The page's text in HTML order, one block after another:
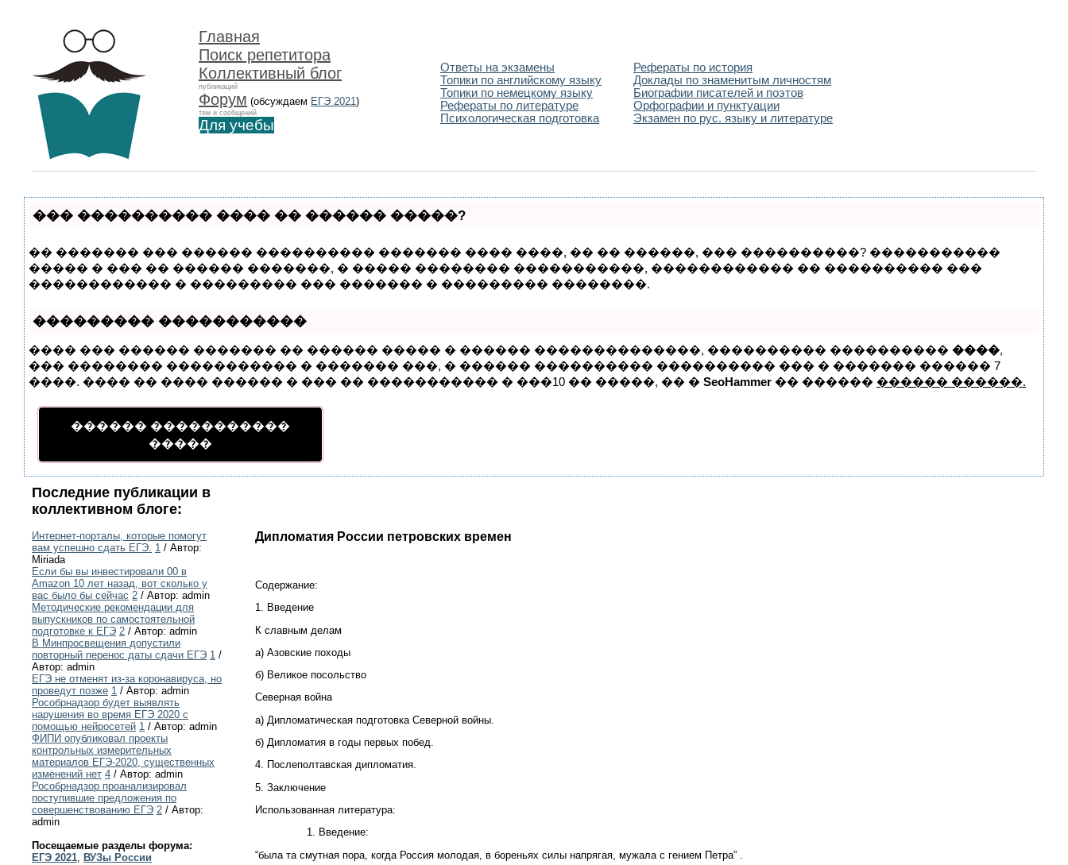
Главная
Поиск репетитора
Коллективный блог
публикаций
Форум (обсуждаем ЕГЭ 2021)
тем и сообщений
Для учебы
Ответы на экзамены
Топики по английскому языку
Топики по немецкому языку
Рефераты по литературе
Психологическая подготовка
Рефераты по история
Доклады по знаменитым личностям
Биографии писателей и поэтов
Орфографии и пунктуации
Экзамен по рус. языку и литературе
��� ���������� ���� �� ������ �����?
�� ������� ��� ������ ���������� ������� ���� ����, �� �� ������, ��� ����������? �����������
����� � ��� �� ������ �������, � ����� �������� �����������, ������������ �� ���������� ���
������������ � ��������� ��� ������� � ��������� ��������.
��������� �����������
���� ��� ������ ������� �� ������ ����� � ������ ��������������, ���������� ���������� ����,
��� �������� ����������� � ������� ���, � ������ ���������� ���������� ��� � ������� ������ 7
����. ���� �� ���� ������ � ��� �� ����������� � ���10 �� �����, �� � SeoHammer �� ������ ������ ������.
������ �����������
�����
Последние публикации в
коллективном блоге:
Интернет-порталы, которые помогут
вам успешно сдать ЕГЭ. 1 / Автор:
Miriada
Если бы вы инвестировали 00 в
Amazon 10 лет назад, вот сколько у
вас было бы сейчас 2 / Автор: admin
Методические рекомендации для
выпускников по самостоятельной
подготовке к ЕГЭ 2 / Автор: admin
В Минпросвещения допустили
повторный перенос даты сдачи ЕГЭ 1 /
Автор: admin
ЕГЭ не отменят из-за коронавируса, но
проведут позже 1 / Автор: admin
Рособрнадзор будет выявлять
нарушения во время ЕГЭ 2020 с
помощью нейросетей 1 / Автор: admin
ФИПИ опубликовал проекты
контрольных измерительных
материалов ЕГЭ-2020, существенных
изменений нет 4 / Автор: admin
Рособрнадзор проанализировал
поступившие предложения по
совершенствованию ЕГЭ 2 / Автор:
admin
Посещаемые разделы форума:
ЕГЭ 2021, ВУЗы России
Дипломатия России петровских времен
Содержание:
1. Введение
К славным делам
а) Азовские походы
б) Великое посольство
Северная война
а) Дипломатическая подготовка Северной войны.
б) Дипломатия в годы первых побед.
4. Послеполтавская дипломатия.
5. Заключение
Использованная литература:
Введение:
“была та смутная пора, когда Россия молодая, в бореньях силы напрягая, мужала с гением Петра” .